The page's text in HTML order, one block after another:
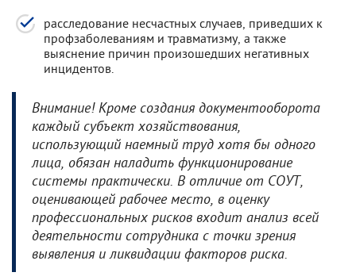
расследование несчастных случаев, приведших к
профзаболеваниям и травматизму, а также
выяснение причин произошедших негативных
инцидентов.
Внимание! Кроме создания документооборота
каждый субъект хозяйствования,
использующий наемный труд хотя бы одного
лица, обязан наладить функционирование
системы практически. В отличие от СОУТ,
оценивающей рабочее место, в оценку
профессиональных рисков входит анализ всей
деятельности сотрудника с точки зрения
выявления и ликвидации факторов риска.